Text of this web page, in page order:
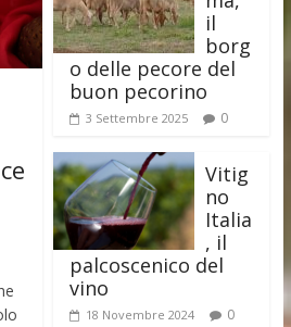
il
borg
o delle pecore del
buon pecorino
3 Settembre 2025 0
Vitig
no
Italia
, il
palcoscenico del
vino
18 Novembre 2024 0